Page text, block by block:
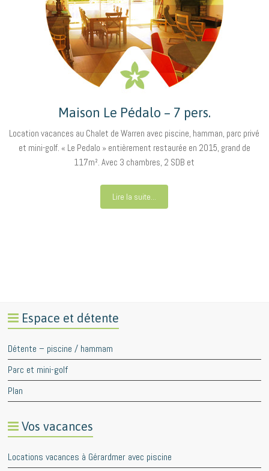
Maison Le Pédalo – 7 pers.
Location vacances au Chalet de Warren avec piscine, hamman, parc privé
et mini-golf. « Le Pedalo » entièrement restaurée en 2015, grand de
117m². Avec 3 chambres, 2 SDB et
Lire la suite...
Espace et détente
Détente – piscine / hammam
Parc et mini-golf
Plan
Vos vacances
Locations vacances à Gérardmer avec piscine